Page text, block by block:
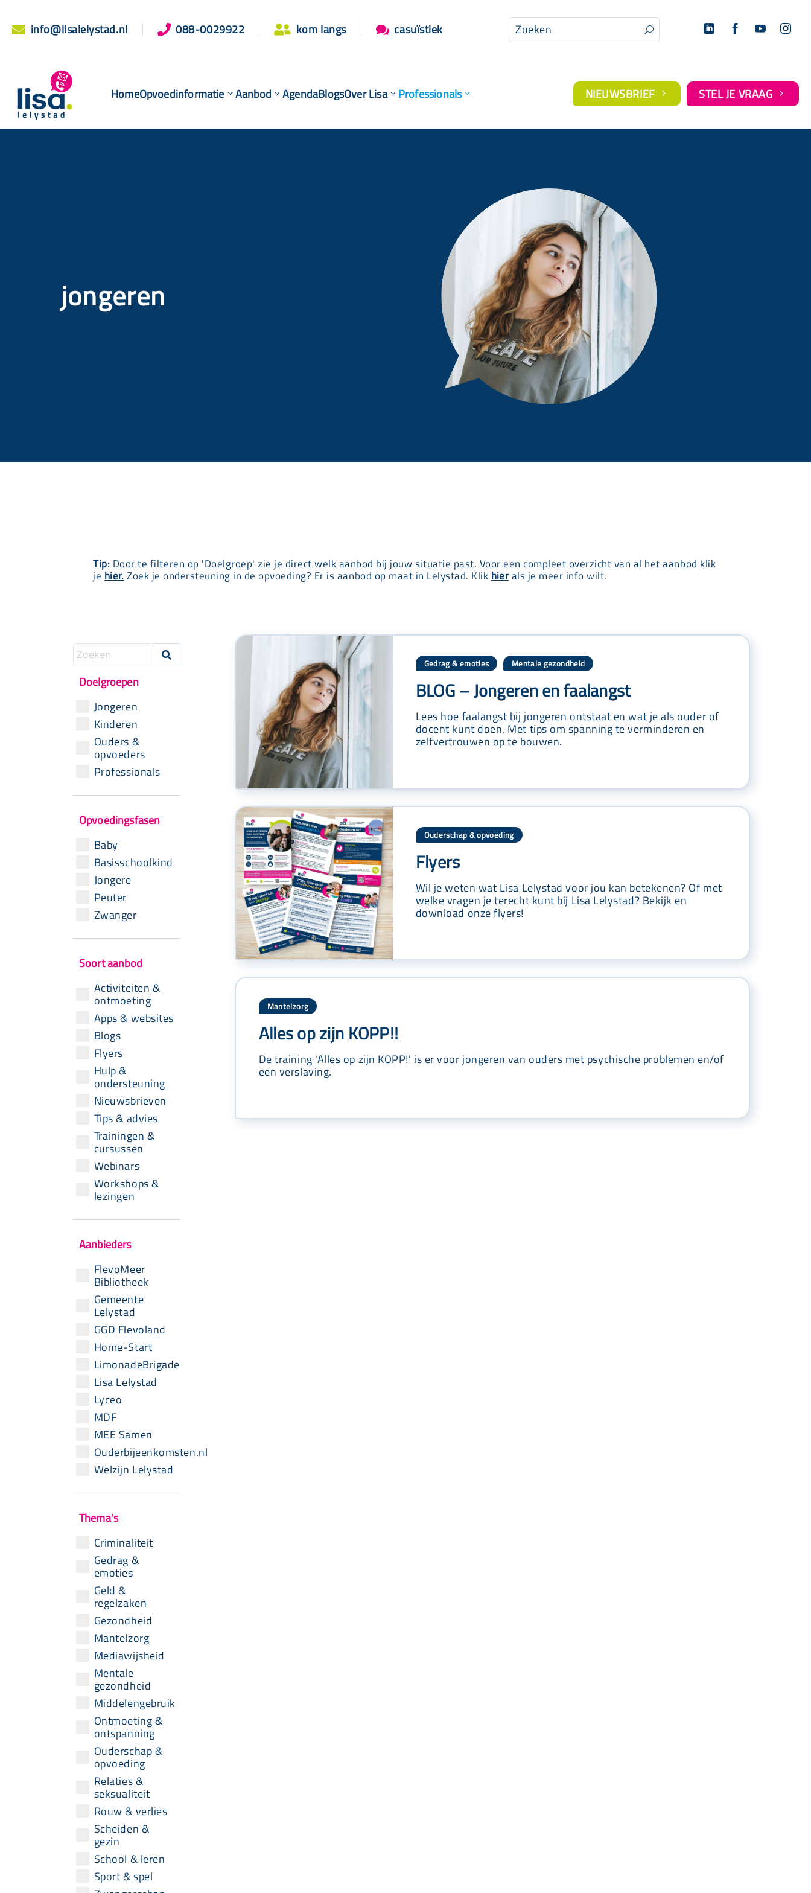
 info@lisalelystad.nl  088-0029922  kom langs  casuïstiek U    
HomeOpvoedinformatie Aanbod AgendaBlogsOver Lisa Professionals NIEUWSBRIEF 5 STEL JE VRAAG 5
jongeren
Tip: Door te filteren op 'Doelgroep' zie je direct welk aanbod bij jouw situatie past. Voor een compleet overzicht van al het aanbod klik
jehier.Zoek je ondersteuning in de opvoeding? Er is aanbod op maat in Lelystad. Klikhierals je meer info wilt.

Doelgroepen
Jongeren
Kinderen
Ouders &
opvoeders
Professionals
Opvoedingsfasen
Baby
Basisschoolkind
Jongere
Peuter
Zwanger
Soort aanbod
Activiteiten &
ontmoeting
Apps & websites
Blogs
Flyers
Hulp &
ondersteuning
Nieuwsbrieven
Tips & advies
Trainingen &
cursussen
Webinars
Workshops &
lezingen
Aanbieders
FlevoMeer
Bibliotheek
Gemeente
Lelystad
GGD Flevoland
Home-Start
LimonadeBrigade
Lisa Lelystad
Lyceo
MDF
MEE Samen
Ouderbijeenkomsten.nl
Welzijn Lelystad
Thema's
Criminaliteit
Gedrag &
emoties
Geld &
regelzaken
Gezondheid
Mantelzorg
Mediawijsheid
Mentale
gezondheid
Middelengebruik
Ontmoeting &
ontspanning
Ouderschap &
opvoeding
Relaties &
seksualiteit
Rouw & verlies
Scheiden &
gezin
School & leren
Sport & spel
Gedrag & emoties Mentale gezondheid
BLOG – Jongeren en faalangst
Lees hoe faalangst bij jongeren ontstaat en wat je als ouder of
docent kunt doen. Met tips om spanning te verminderen en
zelfvertrouwen op te bouwen.
Ouderschap & opvoeding
Flyers
Wil je weten wat Lisa Lelystad voor jou kan betekenen? Of met
welke vragen je terecht kunt bij Lisa Lelystad? Bekijk en
download onze flyers!
Mantelzorg
Alles op zijn KOPP!!
De training 'Alles op zijn KOPP!' is er voor jongeren van ouders met psychische problemen en/of
een verslaving.